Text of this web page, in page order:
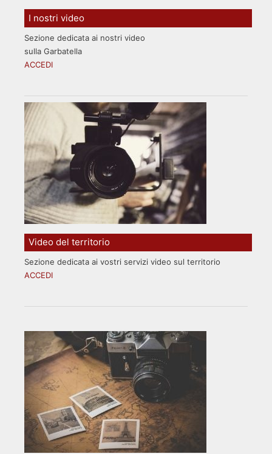
I nostri video
Sezione dedicata ai nostri video
sulla Garbatella
ACCEDI
Video del territorio
Sezione dedicata ai vostri servizi video sul territorio
ACCEDI